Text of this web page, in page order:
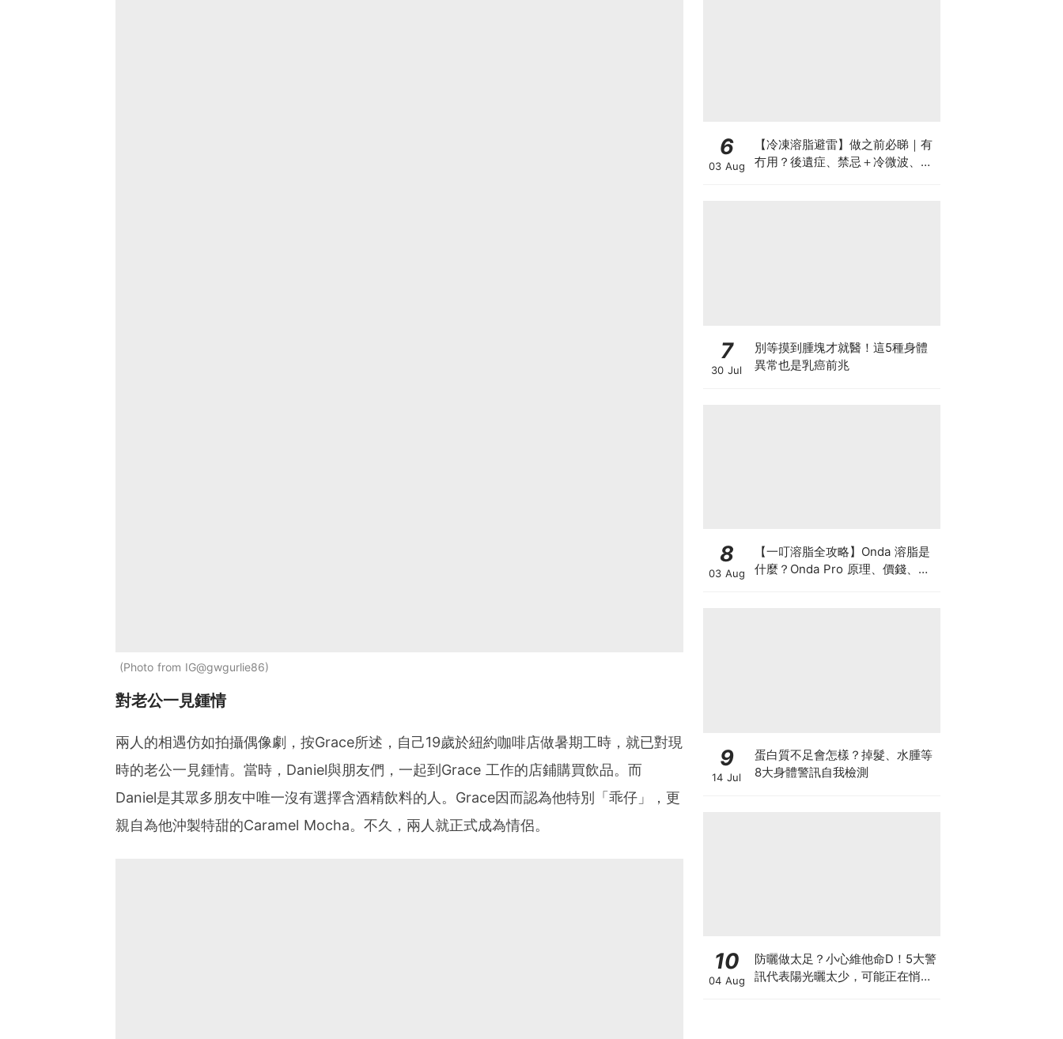
Photo from IG@gwgurlie86
對老公一見鍾情
兩人的相遇仿如拍攝偶像劇，按Grace所述，自己19歲於紐約咖啡店做暑期工時，就已對現
時的老公一見鍾情。當時，Daniel與朋友們，一起到Grace 工作的店鋪購買飲品。而
Daniel是其眾多朋友中唯一沒有選擇含酒精飲料的人。Grace因而認為他特別「乖仔」，更
親自為他沖製特甜的Caramel Mocha。不久，兩人就正式成為情侶。
6
03 Aug
【冷凍溶脂避雷】做之前必睇｜有
冇用？後遺症、禁忌＋冷微波、雙
7
30 Jul
別等摸到腫塊才就醫！這5種身體
異常也是乳癌前兆
8
03 Aug
【一叮溶脂全攻略】Onda 溶脂是
什麼？Onda Pro 原理、價錢、次
9
14 Jul
蛋白質不足會怎樣？掉髮、水腫等
8大身體警訊自我檢測
10
04 Aug
防曬做太足？小心維他命D！5大警
訊代表陽光曬太少，可能正在悄悄